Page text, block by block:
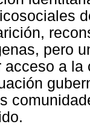
pero
acceso a